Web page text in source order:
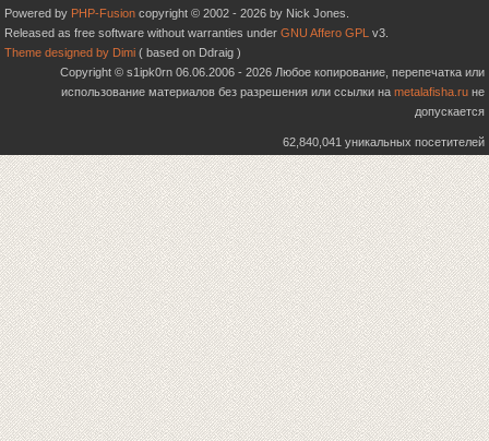
Powered by PHP-Fusion copyright © 2002 - 2026 by Nick Jones.
Released as free software without warranties under GNU Affero GPL v3.
Theme designed by Dimi ( based on Ddraig )
Copyright © s1ipk0rn 06.06.2006 - 2026 Любое копирование, перепечатка или
использование материалов без разрешения или ссылки на metalafisha.ru не
допускается
62,840,041 уникальных посетителей